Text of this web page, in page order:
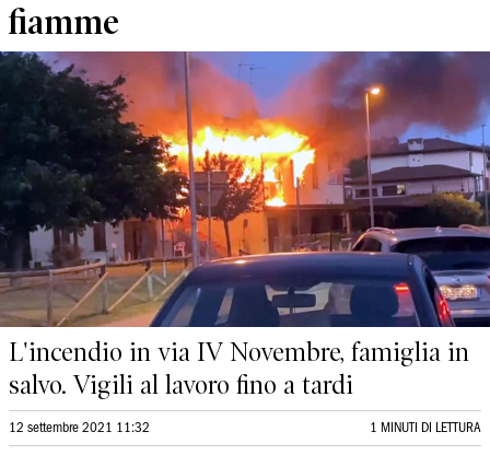
fiamme
L'incendio in via IV Novembre, famiglia in
salvo. Vigili al lavoro fino a tardi
12 settembre 2021 11:32 1 MINUTI DI LETTURA